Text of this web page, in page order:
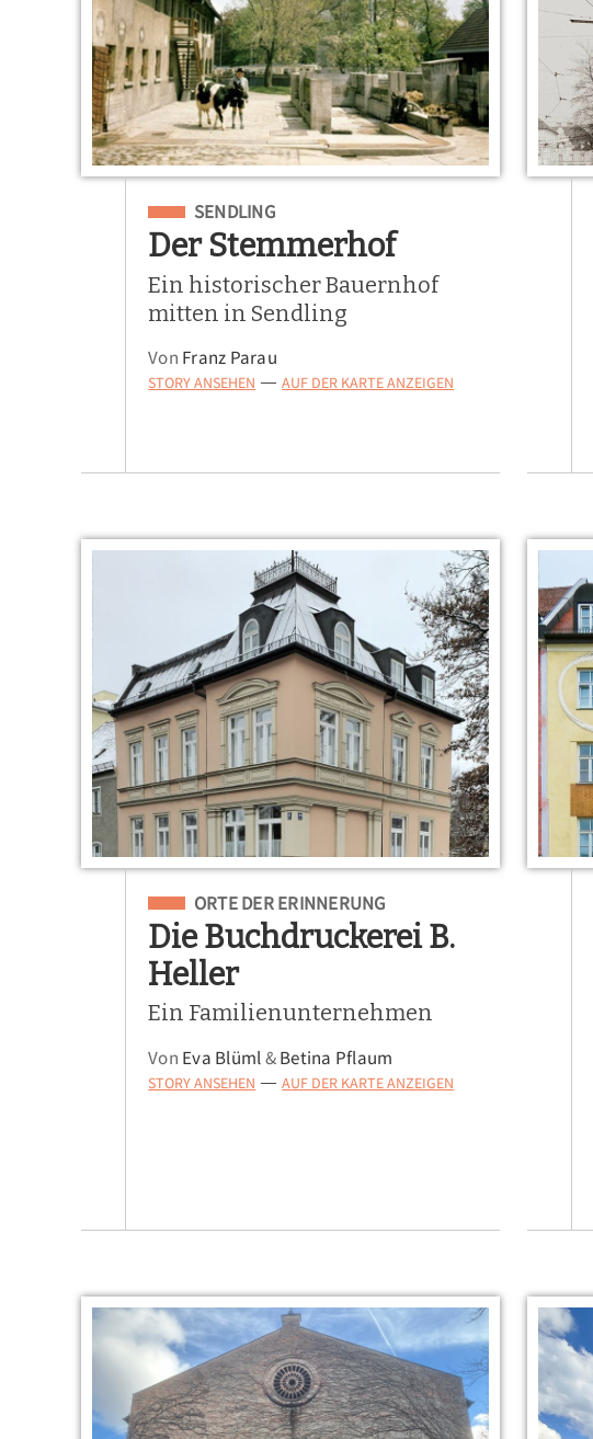
Eingeordnet unter
SENDLING
Der Stemmerhof
Ein historischer Bauernhof
mitten in Sendling
Von Franz Parau
STORY ANSEHEN — AUF DER KARTE ANZEIGEN
Eingeordnet unter
ORTE DER ERINNERUNG
Die Buchdruckerei B.
Heller
Ein Familienunternehmen
Von Eva Blüml&Betina Pflaum
STORY ANSEHEN — AUF DER KARTE ANZEIGEN